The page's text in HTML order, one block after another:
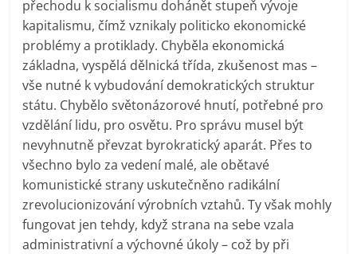
přechodu k socialismu dohánět stupeň vývoje
kapitalismu, čímž vznikaly politicko ekonomické
problémy a protiklady. Chyběla ekonomická
základna, vyspělá dělnická třída, zkušenost mas –
vše nutné k vybudování demokratických struktur
státu. Chybělo světonázorové hnutí, potřebné pro
vzdělání lidu, pro osvětu. Pro správu musel být
nevyhnutně převzat byrokratický aparát. Přes to
všechno bylo za vedení malé, ale obětavé
komunistické strany uskutečněno radikální
zrevolucionizování výrobních vztahů. Ty však mohly
fungovat jen tehdy, když strana na sebe vzala
administrativní a výchovné úkoly – což by při